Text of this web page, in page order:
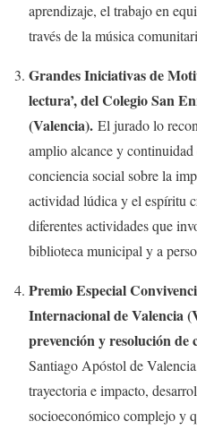
aprendizaje, el trabajo en
través de la música
Grandes Iniciativas de
lectura’, del Colegio San
(Valencia). El jurado lo
amplio alcance y
conciencia social sobre la
actividad lúdica y el espíritu
diferentes actividades que
biblioteca municipal y a
Premio Especial
Internacional de Valencia
prevención y resolución de
Santiago Apóstol de
trayectoria e impacto,
socioeconómico complejo y